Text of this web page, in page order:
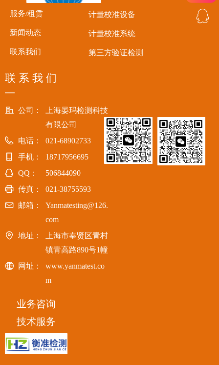
联 系 我 们
—
公司：
上海晏玛检测科技
有限公司
电话：
021-68902733
手机：
18717956695
QQ：
506844090
传真：
021-38755593
邮箱：
Yanmatesting@126.
com
地址：
上海市奉贤区青村
镇青高路890号1幢
网址：
www.yanmatest.co
m
技术服务
计量校准设备
计量校准系统
第三方验证检测
服务/租赁
新闻动态
联系我们
业务咨询
18717956695
ꁗ